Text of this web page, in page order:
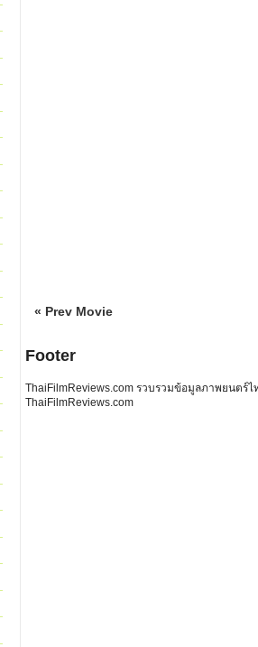
« Prev Movie
Footer
ThaiFilmReviews.com รวบรวมข้อมูลภาพยนตร์
ThaiFilmReviews.com